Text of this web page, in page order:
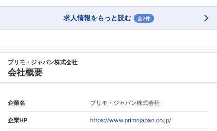
求人情報をもっと読む 全7件
プリモ・ジャパン株式会社
会社概要
企業名 プリモ・ジャパン株式会社
企業HP https://www.primojapan.co.jp/